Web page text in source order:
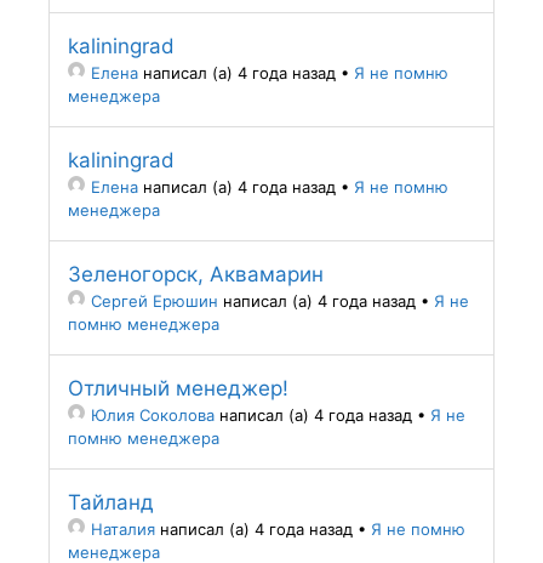
kaliningrad
Елена написал (а) 4 года назад • Я не помню
менеджера
kaliningrad
Елена написал (а) 4 года назад • Я не помню
менеджера
Зеленогорск, Аквамарин
Сергей Ерюшин написал (а) 4 года назад • Я не
помню менеджера
Отличный менеджер!
Юлия Соколова написал (а) 4 года назад • Я не
помню менеджера
Тайланд
Наталия написал (а) 4 года назад • Я не помню
менеджера